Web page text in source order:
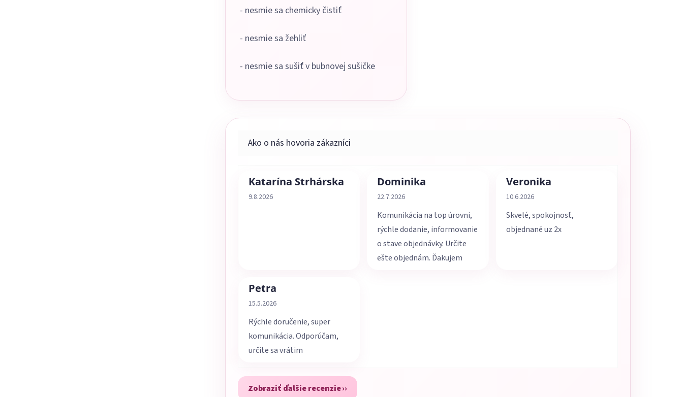
- nesmie sa chemicky čistiť
- nesmie sa žehliť
- nesmie sa sušiť v bubnovej sušičke
Katarína Strhárska
Hodnotenie obchodu je 5 z 5 hviezdičiek.
9.8.2026
Dominika
Hodnotenie obchodu je 5 z 5 hviezdičiek.
22.7.2026
Komunikácia na top úrovni,
rýchle dodanie, informovanie
o stave objednávky. Určite
ešte objednám. Ďakujem
Veronika
Hodnotenie obchodu je 5 z 5 hviezdičiek.
10.6.2026
Skvelé, spokojnosť,
objednané uz 2x
Petra
Hodnotenie obchodu je 5 z 5 hviezdičiek.
15.5.2026
Rýchle doručenie, super
komunikácia. Odporúčam,
určite sa vrátim
Zobraziť ďalšie recenzie